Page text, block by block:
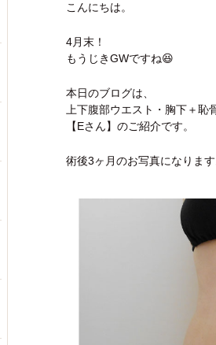
こんにちは。
4月末！
もうじきGWですね😆
本日のブログは、
上下腹部ウエスト・胸下＋
【Eさん】のご紹介です。
術後3ヶ月のお写真になります